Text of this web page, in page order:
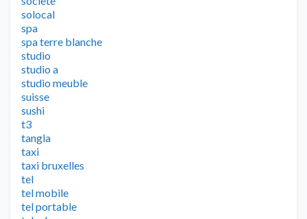
solocal
spa
spa terre blanche
studio
studio a
studio meuble
suisse
sushi
t3
tangla
taxi
taxi bruxelles
tel
tel mobile
tel portable